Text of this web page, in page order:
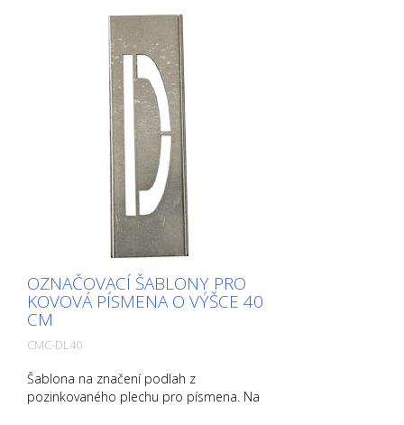
OZNAČOVACÍ ŠABLONY PRO
KOVOVÁ PÍSMENA O VÝŠCE 40
CM
CMC-DL40
Šablona na značení podlah z
pozinkovaného plechu pro písmena. Na